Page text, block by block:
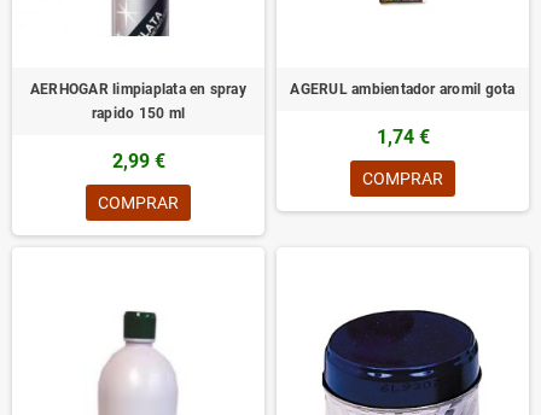
AERHOGAR limpiaplata en spray
rapido 150 ml
2,99 €
COMPRAR
AGERUL ambientador aromil gota
1,74 €
COMPRAR